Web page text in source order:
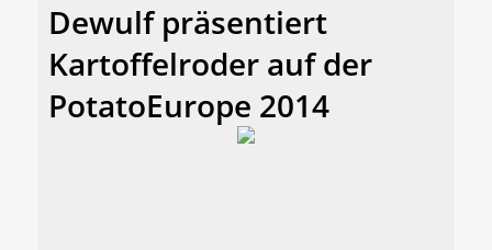
Dewulf präsentiert
Kartoffelroder auf der
PotatoEurope 2014